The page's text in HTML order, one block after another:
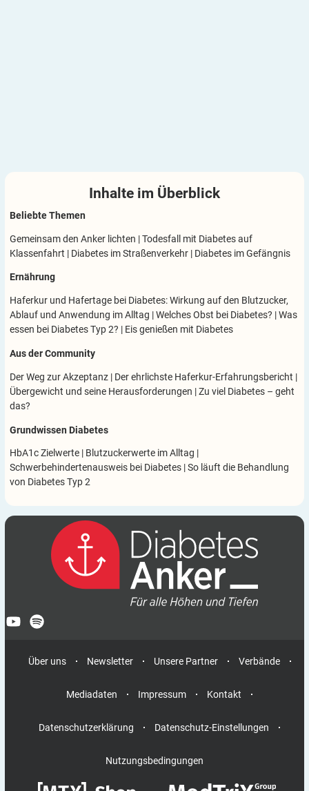
Inhalte im Überblick
Beliebte Themen
Gemeinsam den Anker lichten |Todesfall mit Diabetes auf
Klassenfahrt | Diabetes im Straßenverkehr | Diabetes im Gefängnis
Ernährung
Haferkur und Hafertage bei Diabetes: Wirkung auf den Blutzucker,
Ablauf und Anwendung im Alltag |Welches Obst bei Diabetes? |Was
essen bei Diabetes Typ 2? | Eis genießen mit Diabetes
Aus der Community
Der Weg zur Akzeptanz | Der ehrlichste Haferkur-Erfahrungsbericht |
Übergewicht und seine Herausforderungen |Zu viel Diabetes – geht
das?
Grundwissen Diabetes
HbA1c Zielwerte | Blutzuckerwerte im Alltag |
Schwerbehindertenausweis bei Diabetes |So läuft die Behandlung
von Diabetes Typ 2
Über uns Newsletter Unsere Partner Verbände
Mediadaten Impressum Kontakt
Datenschutzerklärung Datenschutz-Einstellungen
Nutzungsbedingungen